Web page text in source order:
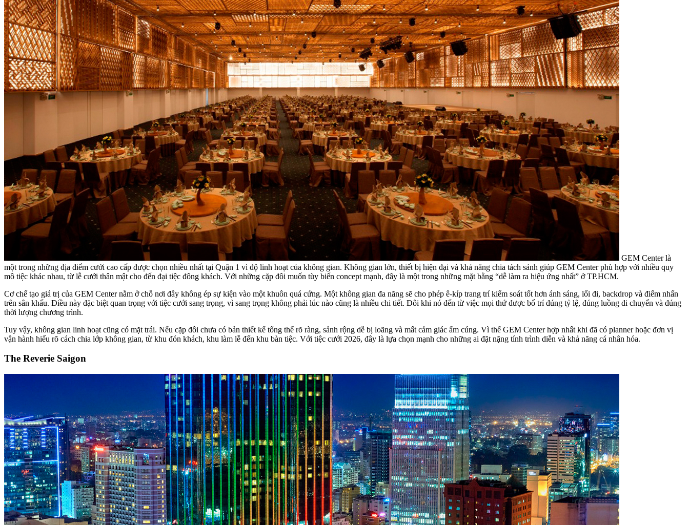
GEM Center là
một trong những địa điểm cưới cao cấp được chọn nhiều nhất tại Quận 1 vì độ linh hoạt của không gian. Không gian lớn, thiết bị hiện đại và khả năng chia tách sảnh giúp GEM Center phù hợp với nhiều quy
mô tiệc khác nhau, từ lễ cưới thân mật cho đến đại tiệc đông khách. Với những cặp đôi muốn tùy biến concept mạnh, đây là một trong những mặt bằng “dễ làm ra hiệu ứng nhất” ở TP.HCM.
Cơ chế tạo giá trị của GEM Center nằm ở chỗ nơi đây không ép sự kiện vào một khuôn quá cứng. Một không gian đa năng sẽ cho phép ê-kíp trang trí kiểm soát tốt hơn ánh sáng, lối đi, backdrop và điểm nhấn
trên sân khấu. Điều này đặc biệt quan trọng với tiệc cưới sang trọng, vì sang trọng không phải lúc nào cũng là nhiều chi tiết. Đôi khi nó đến từ việc mọi thứ được bố trí đúng tỷ lệ, đúng luồng di chuyển và đúng
thời lượng chương trình.
Tuy vậy, không gian linh hoạt cũng có mặt trái. Nếu cặp đôi chưa có bản thiết kế tổng thể rõ ràng, sảnh rộng dễ bị loãng và mất cảm giác ấm cúng. Vì thế GEM Center hợp nhất khi đã có planner hoặc đơn vị
vận hành hiểu rõ cách chia lớp không gian, từ khu đón khách, khu làm lễ đến khu bàn tiệc. Với tiệc cưới 2026, đây là lựa chọn mạnh cho những ai đặt nặng tính trình diễn và khả năng cá nhân hóa.
The Reverie Saigon